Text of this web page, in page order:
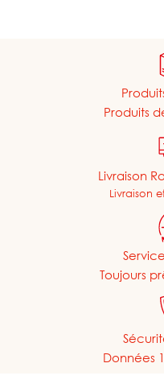
Produits
Livraison
Livraison
Toujours
Données